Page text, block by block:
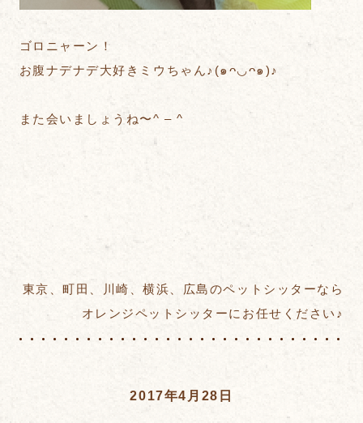
ゴロニャーン！
お腹ナデナデ大好きミウちゃん♪(๑ᴖ◡ᴖ๑)♪
また会いましょうね〜^ – ^
東京、町田、川崎、横浜、広島のペットシッターなら
オレンジペットシッターにお任せください♪
2017年4月28日